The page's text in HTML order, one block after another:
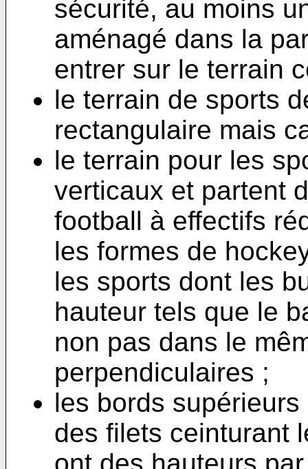
sécurité, au moins
aménagé dans la
entrer sur le terrain
le terrain de sports
rectangulaire mais
le terrain pour les
verticaux et partent
football à effectifs
les formes de
les sports dont les
hauteur tels que le
non pas dans le
perpendiculaires ;
les bords
des filets ceinturant